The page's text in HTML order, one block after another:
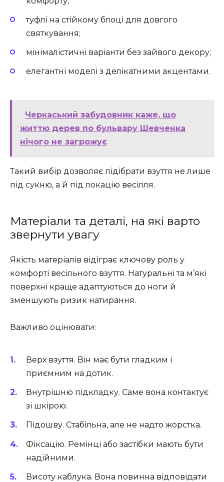
туфлі на стійкому блоці для довгого
святкування;
мінімалістичні варіанти без зайвого декору;
елегантні моделі з делікатними акцентами.
Черкаський забудовник каже, що
життю дерев по бульвару Шевченка
нічого не загрожує
Такий вибір дозволяє підібрати взуття не лише
під сукню, а й під локацію весілля.
Матеріали та деталі, на які варто
звернути увагу
Якість матеріалів відіграє ключову роль у
комфорті весільного взуття. Натуральні та м’які
поверхні краще адаптуються до ноги й
зменшують ризик натирання.
Важливо оцінювати:
Верх взуття. Він має бути гладким і
приємним на дотик.
Внутрішню підкладку. Саме вона контактує
зі шкірою.
Підошву. Стабільна, але не надто жорстка.
Фіксацію. Ремінці або застібки мають бути
надійними.
Висоту каблука. Вона повинна відповідати